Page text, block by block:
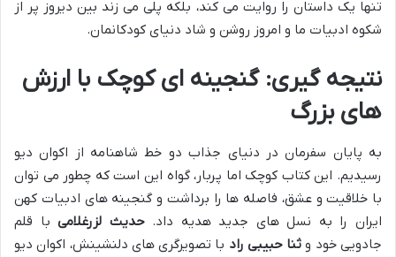
تنها یک داستان را روایت می کند، بلکه پلی می زند بین دیروز پر از
شکوه ادبیات ما و امروز روشن و شاد دنیای کودکانمان.
نتیجه گیری: گنجینه ای کوچک با ارزش
های بزرگ
به پایان سفرمان در دنیای جذاب دو خط شاهنامه از اکوان دیو
رسیدیم. این کتاب کوچک اما پربار، گواه این است که چطور می توان
با خلاقیت و عشق، فاصله ها را برداشت و گنجینه های ادبیات کهن
ایران را به نسل های جدید هدیه داد.حدیث لزرغلامیبا قلم
جادویی خود و ثنا حبیبی راد با تصویرگری های دلنشینش، اکوان دیو